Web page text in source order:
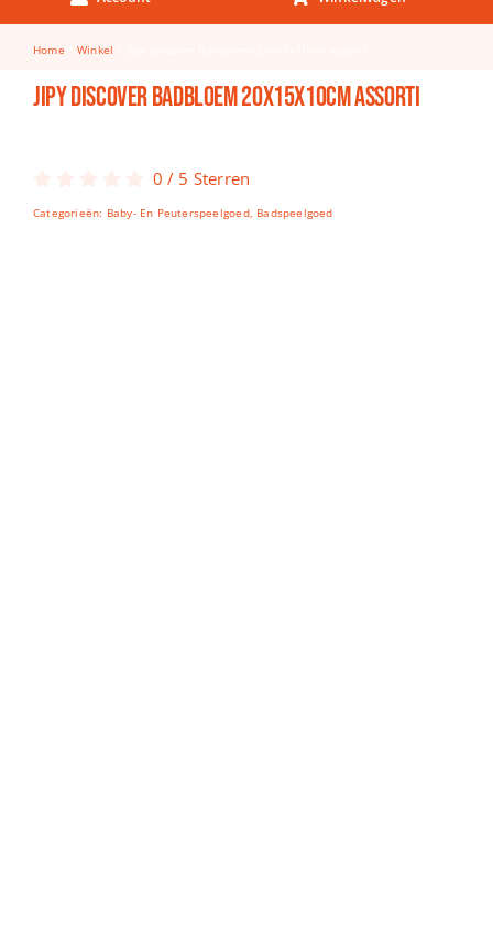
Keuken & Tafelen
Kinderfietsen
Knutselen
Spellen
Home Winkel
Jipy discover badbloem 20x15x10cm assorti
0 / 5 Sterren
Categorieën: Baby- En Peuterspeelgoed, Badspeelgoed